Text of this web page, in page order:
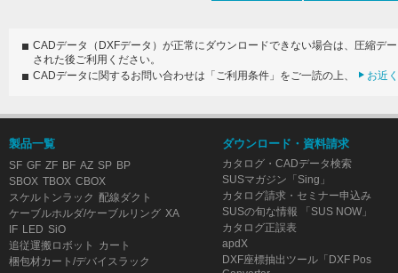
CADデータ（DXFデータ）が正常にダウンロードできない場合は、圧縮デ
された後ご利用ください。
CADデータに関するお問い合わせは「ご利用条件」をご一読の上、
お近
製品一覧
SF GF ZF BF AZ SP BP
SBOX TBOX CBOX
スケルトンラック 配線ダクト
ケーブルホルダ/ケーブルリング XA
IF LED SiO
追従運搬ロボット
カート
梱包材カート/デバイスラック
ダウンロード・資料請求
カタログ・CADデータ検索
SUSマガジン「Sing」
カタログ請求・セミナー申込み
SUSの旬な情報 「SUS NOW」
カタログ正誤表
apdX
DXF座標抽出ツール「DXF Pos